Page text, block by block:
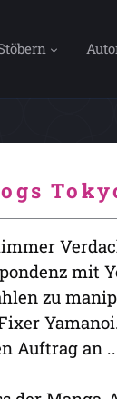
mit
zu
Auftrag an